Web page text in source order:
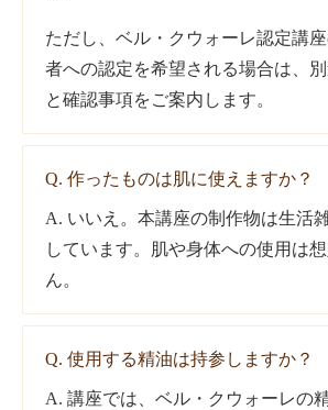
ただし、ベル・クウォーレ認定講
者への認定を希望される場合は、
と確認事項をご案内します。
Q. 作ったものは肌に使えますか？
A. いいえ。本講座の制作物は生活
しています。肌や身体への使用は
ん。
Q. 使用する精油は持参しますか？
A. 講座では、ベル・クウォーレの